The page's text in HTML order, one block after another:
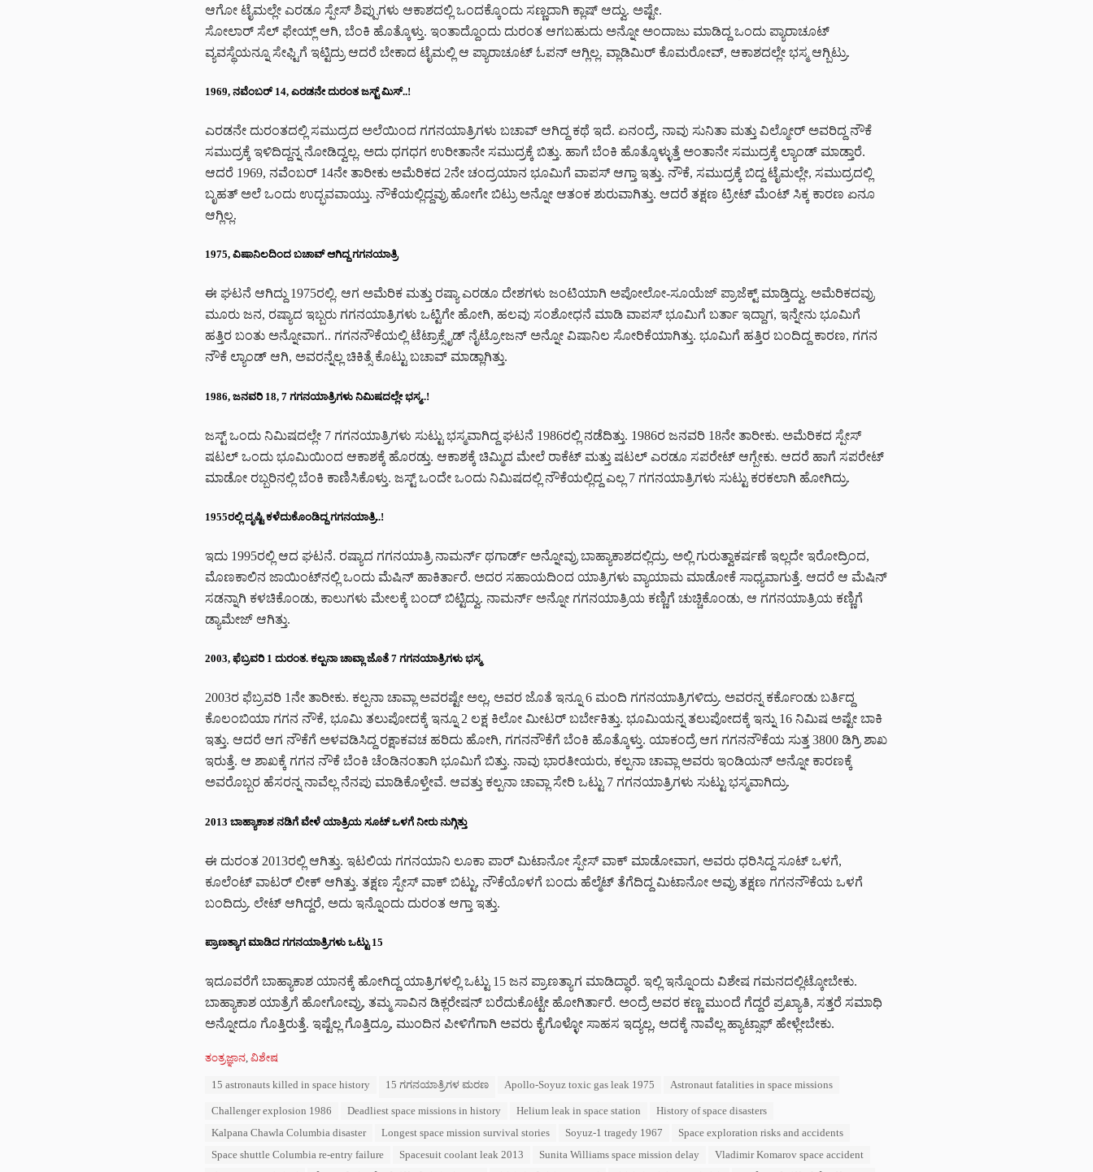
ಆಗೋ ಟೈಮಲ್ಲೇ ಎರಡೂ ಸ್ಪೇಸ್‌ ಶಿಪ್ಪುಗಳು ಆಕಾಶದಲ್ಲಿ ಒಂದಕ್ಕೊಂದು ಸಣ್ಣದಾಗಿ ಕ್ಲಾಷ್ ಆದ್ವು. ಅಷ್ಟೇ.
ಸೋಲಾರ್‌ ಸೆಲ್‌ ಫೇಯ್ಲ್‌ ಆಗಿ, ಬೆಂಕಿ ಹೊತ್ಕೊಳ್ತು. ಇಂತಾದ್ದೊಂದು ದುರಂತ ಆಗಬಹುದು ಅನ್ನೋ ಅಂದಾಜು ಮಾಡಿದ್ದ ಒಂದು ಪ್ಯಾರಾಚೂಟ್‌
ವ್ಯವಸ್ಥೆಯನ್ನೂ ಸೇಫ್ಟಿಗೆ ಇಟ್ಟಿದ್ರು ಆದರೆ ಬೇಕಾದ ಟೈಮಲ್ಲಿ ಆ ಪ್ಯಾರಾಚೂಟ್‌ ಓಪನ್‌ ಆಗ್ಲಿಲ್ಲ. ವ್ಲಾಡಿಮಿರ್‌ ಕೊಮರೋವ್‌, ಆಕಾಶದಲ್ಲೇ ಭಸ್ಮ ಆಗ್ಬಿಟ್ರು.
1969, ನವೆಂಬರ್‌ 14, ಎರಡನೇ ದುರಂತ ಜಸ್ಟ್ ಮಿಸ್..!
ಎರಡನೇ ದುರಂತದಲ್ಲಿ ಸಮುದ್ರದ ಅಲೆಯಿಂದ ಗಗನಯಾತ್ರಿಗಳು ಬಚಾವ್‌ ಆಗಿದ್ದ ಕಥೆ ಇದೆ. ಏನಂದ್ರೆ, ನಾವು ಸುನಿತಾ ಮತ್ತು ವಿಲ್ಮೋರ್‌ ಅವರಿದ್ದ ನೌಕೆ
ಸಮುದ್ರಕ್ಕೆ ಇಳಿದಿದ್ದನ್ನ ನೋಡಿದ್ವಲ್ಲ. ಅದು ಧಗಧಗ ಉರೀತಾನೇ ಸಮುದ್ರಕ್ಕೆ ಬಿತ್ತು. ಹಾಗೆ ಬೆಂಕಿ ಹೊತ್ಕೊಳ್ಳುತ್ತೆ ಅಂತಾನೇ ಸಮುದ್ರಕ್ಕೆ ಲ್ಯಾಂಡ್‌ ಮಾಡ್ತಾರೆ.
ಆದರೆ 1969, ನವೆಂಬರ್‌ 14ನೇ ತಾರೀಕು ಅಮೆರಿಕದ 2ನೇ ಚಂದ್ರಯಾನ ಭೂಮಿಗೆ ವಾಪಸ್‌ ಆಗ್ತಾ ಇತ್ತು. ನೌಕೆ, ಸಮುದ್ರಕ್ಕೆ ಬಿದ್ದ ಟೈಮಲ್ಲೇ, ಸಮುದ್ರದಲ್ಲಿ
ಬೃಹತ್‌ ಅಲೆ ಒಂದು ಉದ್ಭವವಾಯ್ತು. ನೌಕೆಯಲ್ಲಿದ್ದವ್ರು ಹೋಗೇ ಬಿಟ್ರು ಅನ್ನೋ ಆತಂಕ ಶುರುವಾಗಿತ್ತು. ಆದರೆ ತಕ್ಷಣ ಟ್ರೀಟ್‌ ಮೆಂಟ್‌ ಸಿಕ್ಕ ಕಾರಣ ಏನೂ
ಆಗ್ಲಿಲ್ಲ.
1975, ವಿಷಾನಿಲದಿಂದ ಬಚಾವ್‌ ಆಗಿದ್ದ ಗಗನಯಾತ್ರಿ
ಈ ಘಟನೆ ಆಗಿದ್ದು 1975ರಲ್ಲಿ. ಆಗ ಅಮೆರಿಕ ಮತ್ತು ರಷ್ಯಾ ಎರಡೂ ದೇಶಗಳು ಜಂಟಿಯಾಗಿ ಅಪೋಲೋ-ಸೂಯೆಜ್‌ ಪ್ರಾಜೆಕ್ಟ್‌ ಮಾಡ್ತಿದ್ವು. ಅಮೆರಿಕದವ್ರು
ಮೂರು ಜನ, ರಷ್ಯಾದ ಇಬ್ಬರು ಗಗನಯಾತ್ರಿಗಳು ಒಟ್ಟಿಗೇ ಹೋಗಿ, ಹಲವು ಸಂಶೋಧನೆ ಮಾಡಿ ವಾಪಸ್ ಭೂಮಿಗೆ ಬರ್ತಾ ಇದ್ದಾಗ, ಇನ್ನೇನು ಭೂಮಿಗೆ
ಹತ್ತಿರ ಬಂತು ಅನ್ನೋವಾಗ.. ಗಗನನೌಕೆಯಲ್ಲಿ ಟೆಟ್ರಾಕ್ಸೈಡ್‌ ನೈಟ್ರೋಜನ್‌ ಅನ್ನೋ ವಿಷಾನಿಲ ಸೋರಿಕೆಯಾಗಿತ್ತು. ಭೂಮಿಗೆ ಹತ್ತಿರ ಬಂದಿದ್ದ ಕಾರಣ, ಗಗನ
ನೌಕೆ ಲ್ಯಾಂಡ್ ಆಗಿ, ಅವರನ್ನೆಲ್ಲ ಚಿಕಿತ್ಸೆ ಕೊಟ್ಟು ಬಚಾವ್‌ ಮಾಡ್ಲಾಗಿತ್ತು.
1986, ಜನವರಿ 18, 7 ಗಗನಯಾತ್ರಿಗಳು ನಿಮಿಷದಲ್ಲೇ ಭಸ್ಮ..!
ಜಸ್ಟ್‌ ಒಂದು ನಿಮಿಷದಲ್ಲೇ 7 ಗಗನಯಾತ್ರಿಗಳು ಸುಟ್ಟು ಭಸ್ಮವಾಗಿದ್ದ ಘಟನೆ 1986ರಲ್ಲಿ ನಡೆದಿತ್ತು. 1986ರ ಜನವರಿ 18ನೇ ತಾರೀಕು. ಅಮೆರಿಕದ ಸ್ಪೇಸ್‌
ಷಟಲ್‌ ಒಂದು ಭೂಮಿಯಿಂದ ಆಕಾಶಕ್ಕೆ ಹೊರಡ್ತು. ಆಕಾಶಕ್ಕೆ ಚಿಮ್ಮಿದ ಮೇಲೆ ರಾಕೆಟ್‌ ಮತ್ತು ಷಟಲ್‌ ಎರಡೂ ಸಪರೇಟ್‌ ಆಗ್ಬೇಕು. ಆದರೆ ಹಾಗೆ ಸಪರೇಟ್
ಮಾಡೋ ರಬ್ಬರಿನಲ್ಲಿ ಬೆಂಕಿ ಕಾಣಿಸಿಕೊಳ್ತು. ಜಸ್ಟ್‌ ಒಂದೇ ಒಂದು ನಿಮಿಷದಲ್ಲಿ ನೌಕೆಯಲ್ಲಿದ್ದ ಎಲ್ಲ 7 ಗಗನಯಾತ್ರಿಗಳು ಸುಟ್ಟು ಕರಕಲಾಗಿ ಹೋಗಿದ್ರು.
1955ರಲ್ಲಿ ದೃಷ್ಟಿ ಕಳೆದುಕೊಂಡಿದ್ದ ಗಗನಯಾತ್ರಿ..!
ಇದು 1995ರಲ್ಲಿ ಆದ ಘಟನೆ. ರಷ್ಯಾದ ಗಗನಯಾತ್ರಿ ನಾಮರ್ನ್‌ ಥಗಾರ್ಡ್‌ ಅನ್ನೋವ್ರು ಬಾಹ್ಯಾಕಾಶದಲ್ಲಿದ್ರು. ಅಲ್ಲಿ ಗುರುತ್ವಾಕರ್ಷಣೆ ಇಲ್ಲದೇ ಇರೋದ್ರಿಂದ,
ಮೊಣಕಾಲಿನ ಜಾಯಿಂಟ್‌ನಲ್ಲಿ ಒಂದು ಮೆಷಿನ್‌ ಹಾಕಿರ್ತಾರೆ. ಅದರ ಸಹಾಯದಿಂದ ಯಾತ್ರಿಗಳು ವ್ಯಾಯಾಮ ಮಾಡೋಕೆ ಸಾಧ್ಯವಾಗುತ್ತೆ. ಆದರೆ ಆ ಮೆಷಿನ್‌
ಸಡನ್ನಾಗಿ ಕಳಚಿಕೊಂಡು, ಕಾಲುಗಳು ಮೇಲಕ್ಕೆ ಬಂದ್ ಬಿಟ್ಟಿದ್ವು. ನಾಮರ್ನ್ ಅನ್ನೋ ಗಗನಯಾತ್ರಿಯ ಕಣ್ಣಿಗೆ ಚುಚ್ಚಿಕೊಂಡು, ಆ ಗಗನಯಾತ್ರಿಯ ಕಣ್ಣಿಗೆ
ಡ್ಯಾಮೇಜ್ ಆಗಿತ್ತು.
2003, ಫೆಬ್ರವರಿ 1 ದುರಂತ. ಕಲ್ಪನಾ ಚಾವ್ಲಾ ಜೊತೆ 7 ಗಗನಯಾತ್ರಿಗಳು ಭಸ್ಮ
2003ರ ಫೆಬ್ರವರಿ 1ನೇ ತಾರೀಕು. ಕಲ್ಪನಾ ಚಾವ್ಲಾ ಅವರಷ್ಟೇ ಅಲ್ಲ, ಅವರ ಜೊತೆ ಇನ್ನೂ 6 ಮಂದಿ ಗಗನಯಾತ್ರಿಗಳಿದ್ರು. ಅವರನ್ನ ಕರ್ಕೊಂಡು ಬರ್ತಿದ್ದ
ಕೊಲಂಬಿಯಾ ಗಗನ ನೌಕೆ, ಭೂಮಿ ತಲುಪೋದಕ್ಕೆ ಇನ್ನೂ 2 ಲಕ್ಷ ಕಿಲೋ ಮೀಟರ್ ಬರ್ಬೇಕಿತ್ತು. ಭೂಮಿಯನ್ನ ತಲುಪೋದಕ್ಕೆ ಇನ್ನು 16 ನಿಮಿಷ ಅಷ್ಟೇ ಬಾಕಿ
ಇತ್ತು. ಆದರೆ ಆಗ ನೌಕೆಗೆ ಅಳವಡಿಸಿದ್ದ ರಕ್ಷಾಕವಚ ಹರಿದು ಹೋಗಿ, ಗಗನನೌಕೆಗೆ ಬೆಂಕಿ ಹೊತ್ಕೊಳ್ತು. ಯಾಕಂದ್ರೆ ಆಗ ಗಗನನೌಕೆಯ ಸುತ್ತ 3800 ಡಿಗ್ರಿ ಶಾಖ
ಇರುತ್ತೆ. ಆ ಶಾಖಕ್ಕೆ ಗಗನ ನೌಕೆ ಬೆಂಕಿ ಚೆಂಡಿನಂತಾಗಿ ಭೂಮಿಗೆ ಬಿತ್ತು. ನಾವು ಭಾರತೀಯರು, ಕಲ್ಪನಾ ಚಾವ್ಲಾ ಅವರು ಇಂಡಿಯನ್‌ ಅನ್ನೋ ಕಾರಣಕ್ಕೆ
ಅವರೊಬ್ಬರ ಹೆಸರನ್ನ ನಾವೆಲ್ಲ ನೆನಪು ಮಾಡಿಕೊಳ್ತೇವೆ. ಆವತ್ತು ಕಲ್ಪನಾ ಚಾವ್ಲಾ ಸೇರಿ ಒಟ್ಟು 7 ಗಗನಯಾತ್ರಿಗಳು ಸುಟ್ಟು ಭಸ್ಮವಾಗಿದ್ರು.
2013 ಬಾಹ್ಯಾಕಾಶ ನಡಿಗೆ ವೇಳೆ ಯಾತ್ರಿಯ ಸೂಟ್ ಒಳಗೆ ನೀರು ನುಗ್ಗಿತ್ತು
ಈ ದುರಂತ 2013ರಲ್ಲಿ ಆಗಿತ್ತು. ಇಟಲಿಯ ಗಗನಯಾನಿ ಲೂಕಾ ಪಾರ್‌ ಮಿಟಾನೋ ಸ್ಪೇಸ್‌ ವಾಕ್‌ ಮಾಡೋವಾಗ, ಅವರು ಧರಿಸಿದ್ದ ಸೂಟ್‌ ಒಳಗೆ,
ಕೂಲೆಂಟ್‌ ವಾಟರ್‌ ಲೀಕ್‌ ಆಗಿತ್ತು. ತಕ್ಷಣ ಸ್ಪೇಸ್‌ ವಾಕ್‌ ಬಿಟ್ಟು, ನೌಕೆಯೊಳಗೆ ಬಂದು ಹೆಲ್ಮೆಟ್‌ ತೆಗೆದಿದ್ದ ಮಿಟಾನೋ ಅವ್ರು ತಕ್ಷಣ ಗಗನನೌಕೆಯ ಒಳಗೆ
ಬಂದಿದ್ರು. ಲೇಟ್ ಆಗಿದ್ದರೆ, ಅದು ಇನ್ನೊಂದು ದುರಂತ ಆಗ್ತಾ ಇತ್ತು.
ಪ್ರಾಣತ್ಯಾಗ ಮಾಡಿದ ಗಗನಯಾತ್ರಿಗಳು ಒಟ್ಟು 15
ಇದೂವರೆಗೆ ಬಾಹ್ಯಾಕಾಶ ಯಾನಕ್ಕೆ ಹೋಗಿದ್ದ ಯಾತ್ರಿಗಳಲ್ಲಿ ಒಟ್ಟು 15 ಜನ ಪ್ರಾಣತ್ಯಾಗ ಮಾಡಿದ್ಧಾರೆ. ಇಲ್ಲಿ ಇನ್ನೊಂದು ವಿಶೇಷ ಗಮನದಲ್ಲಿಟ್ಕೋಬೇಕು.
ಬಾಹ್ಯಾಕಾಶ ಯಾತ್ರೆಗೆ ಹೋಗೋವ್ರು, ತಮ್ಮ ಸಾವಿನ ಡಿಕ್ಲರೇಷನ್ ಬರೆದುಕೊಟ್ಟೇ ಹೋಗಿರ್ತಾರೆ. ಅಂದ್ರೆ ಅವರ ಕಣ್ಣ ಮುಂದೆ ಗೆದ್ದರೆ ಪ್ರಖ್ಯಾತಿ, ಸತ್ತರೆ ಸಮಾಧಿ
ಅನ್ನೋದೂ ಗೊತ್ತಿರುತ್ತೆ. ಇಷ್ಟೆಲ್ಲ ಗೊತ್ತಿದ್ರೂ, ಮುಂದಿನ ಪೀಳಿಗೆಗಾಗಿ ಅವರು ಕೈಗೊಳ್ಳೋ ಸಾಹಸ ಇದ್ಯಲ್ಲ, ಅದಕ್ಕೆ ನಾವೆಲ್ಲ ಹ್ಯಾಟ್ಸಾಫ್ ಹೇಳ್ಲೇಬೇಕು.
C
ತಂತ್ರಜ್ಞಾನ, ವಿಶೇಷ
15 astronauts killed in space history 15 ಗಗನಯಾತ್ರಿಗಳ ಮರಣ Apollo-Soyuz toxic gas leak 1975 Astronaut fatalities in space missions
Challenger explosion 1986 Deadliest space missions in history Helium leak in space station
History of space disasters
Kalpana Chawla Columbia disaster
Longest space mission survival stories Soyuz-1 tragedy 1967
Space exploration risks and accidents
Space shuttle Columbia re-entry failure
Spacesuit coolant leak 2013 Sunita Williams space mission delay
Vladimir Komarov space accident